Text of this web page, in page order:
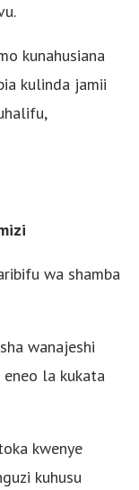
kunahusiana
kulinda jamii
wa shamba
wanajeshi
eneo la kukata
kwenye
kuhusu